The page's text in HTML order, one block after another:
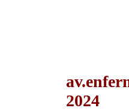
2024